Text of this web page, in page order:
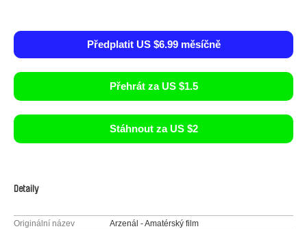
Předplatit US $6.99 měsíčně
Přehrát za US $1.5
Stáhnout za US $2
Detaily
Originální název
Arzenál - Amatérský film